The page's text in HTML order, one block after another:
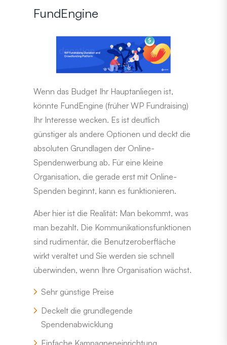
FundEngine
Wenn das Budget Ihr Hauptanliegen ist,
könnte FundEngine (früher WP Fundraising)
Ihr Interesse wecken. Es ist deutlich
günstiger als andere Optionen und deckt die
absoluten Grundlagen der Online-
Spendenwerbung ab. Für eine kleine
Organisation, die gerade erst mit Online-
Spenden beginnt, kann es funktionieren.
Aber hier ist die Realität: Man bekommt, was
man bezahlt. Die Kommunikationsfunktionen
sind rudimentär, die Benutzeroberfläche
wirkt veraltet und Sie werden sie schnell
überwinden, wenn Ihre Organisation wächst.
Sehr günstige Preise
Deckelt die grundlegende
Spendenabwicklung